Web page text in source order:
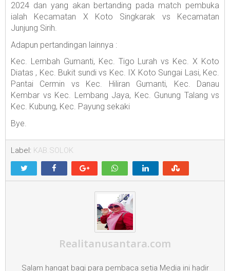
2024 dan yang akan bertanding pada match pembuka
ialah Kecamatan X Koto Singkarak vs Kecamatan
Junjung Sirih.
Adapun pertandingan lainnya :
Kec. Lembah Gumanti, Kec. Tigo Lurah vs Kec. X Koto
Diatas , Kec. Bukit sundi vs Kec. IX Koto Sungai Lasi, Kec.
Pantai Cermin vs Kec. Hiliran Gumanti, Kec. Danau
Kembar vs Kec. Lembang Jaya, Kec. Gunung Talang vs
Kec. Kubung, Kec. Payung sekaki
Bye.
Label: KAB.SOLOK
Realitanusantara.com
Salam hangat bagi para pembaca setia Media ini hadir